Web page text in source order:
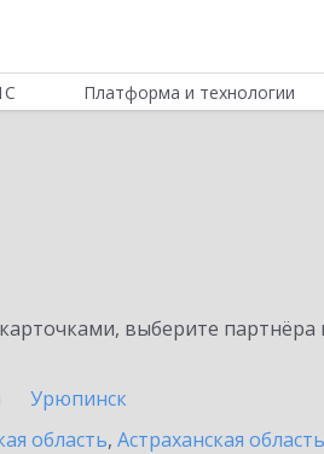
Платформа и технологии
выберите
Урюпинск
область, Астраханская область